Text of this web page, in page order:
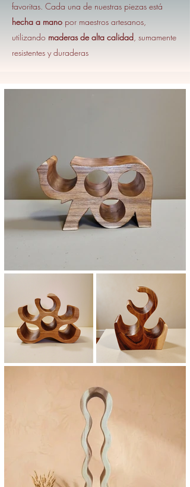
favoritas. Cada una de nuestras piezas está
hecha a mano por maestros artesanos,
utilizando maderas de alta calidad, sumamente
resistentes y duraderas